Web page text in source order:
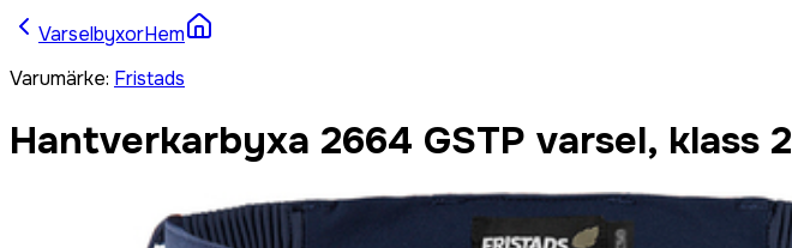
VarselbyxorHem
Varumärke: Fristads
Hantverkarbyxa 2664 GSTP varsel, klass 2